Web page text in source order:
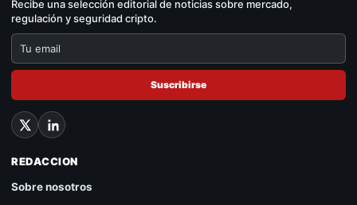
Recibe una selección editorial de noticias sobre mercado,
regulación y seguridad cripto.
Suscribirse
REDACCION
Sobre nosotros